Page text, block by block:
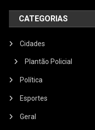
CATEGORIAS
Cidades
Plantão Policial
Política
Esportes
Geral